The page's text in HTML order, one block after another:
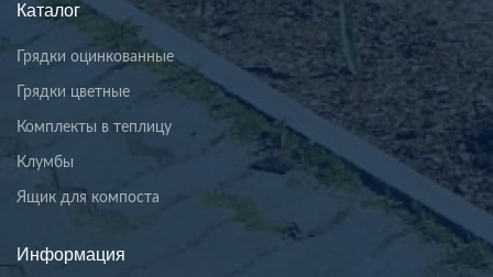
Каталог
Грядки оцинкованные
Грядки цветные
Комплекты в теплицу
Клумбы
Ящик для компоста
Информация